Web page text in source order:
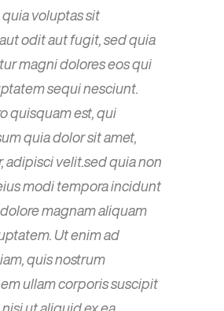
voluptas sit
odit aut fugit, sed quia
magni dolores eos qui
sequi nesciunt.
quisquam est, qui
quia dolor sit amet,
adipisci velit.sed quia non
modi tempora incidunt
magnam aliquam
Ut enim ad
quis nostrum
ullam corporis suscipit
ut aliquid ex ea